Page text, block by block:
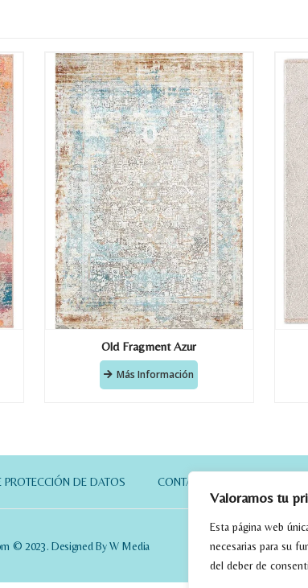
Valoramos tu
Esta página web
necesarias para su
del deber de
Old Fragment Azur
Más Información
PROTECCIÓN DE DATOS CONTACTO
© 2023. Designed By W Media